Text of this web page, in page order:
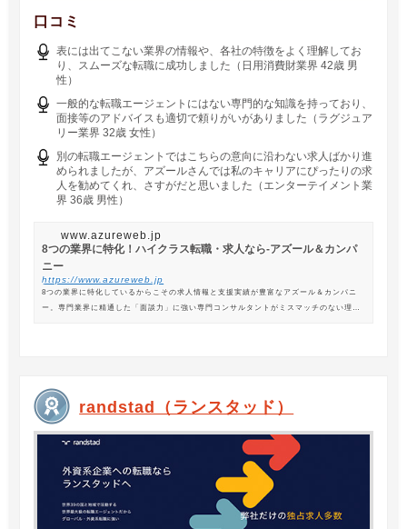
口コミ
表には出てこない業界の情報や、各社の特徴をよく理解してお
り、スムーズな転職に成功しました（日用消費財業界 42歳 男
性）
一般的な転職エージェントにはない専門的な知識を持っており、
面接等のアドバイスも適切で頼りがいがありました（ラグジュア
リー業界 32歳 女性）
別の転職エージェントではこちらの意向に沿わない求人ばかり進
められましたが、アズールさんでは私のキャリアにぴったりの求
人を勧めてくれ、さすがだと思いました（エンターテイメント業
界 36歳 男性）
www.azureweb.jp
8つの業界に特化！ハイクラス転職・求人なら-アズール＆カンパ
ニー
https://www.azureweb.jp
8つの業界に特化しているからこその求人情報と支援実績が豊富なアズール＆カンパニ
ー。専門業界に精通した「面談力」に強い専門コンサルタントがミスマッチのない理想
randstad（ランスタッド）